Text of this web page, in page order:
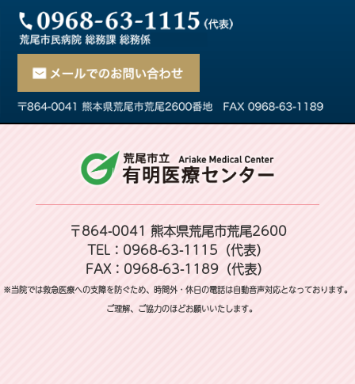
〒864-0041 熊本県荒尾市荒尾2600
TEL：0968-63-1115（代表）
FAX：0968-63-1189（代表）
※当院では救急医療への支障を防ぐため、時間外・休日の電話は自動音声対応となっております。
ご理解、ご協力のほどお願いいたします。